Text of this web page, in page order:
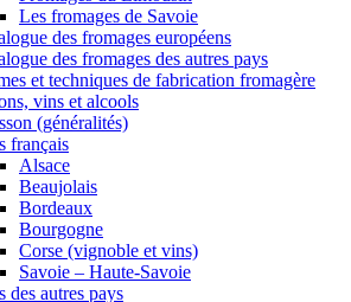
Les fromages de Savoie
des fromages européens
des fromages des autres pays
et techniques de fabrication fromagère
vins et alcools
(généralités)
français
Alsace
Beaujolais
Bordeaux
Bourgogne
Corse (vignoble et vins)
Savoie – Haute-Savoie
des autres pays